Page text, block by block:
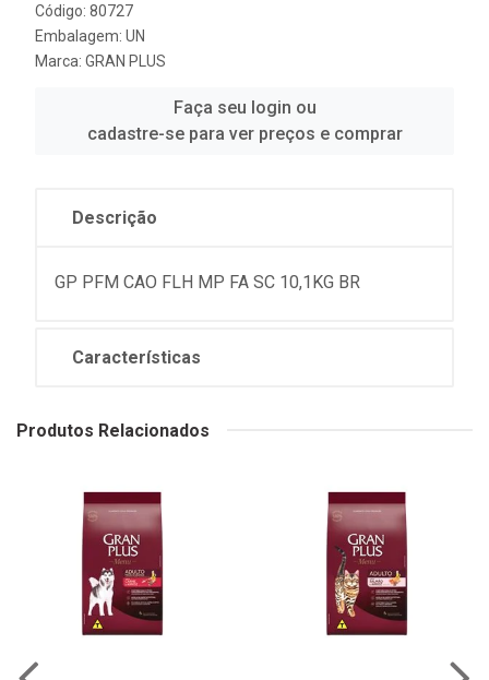
Código: 80727
Embalagem: UN
Marca: GRAN PLUS
Faça seu login ou
cadastre-se para ver preços e comprar
Descrição
GP PFM CAO FLH MP FA SC 10,1KG BR
Características
Produtos Relacionados